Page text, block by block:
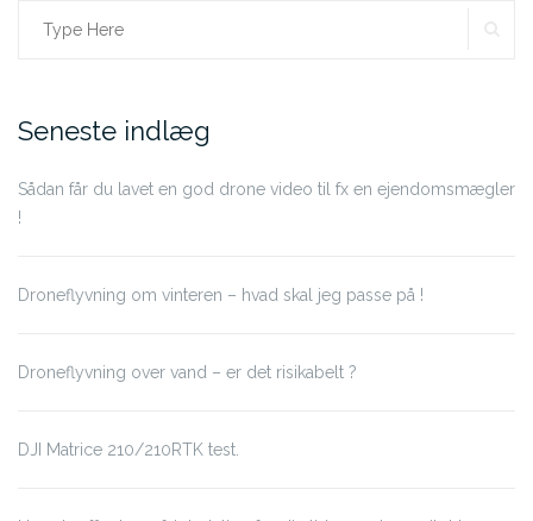
Search
Seneste indlæg
Sådan får du lavet en god drone video til fx en ejendomsmægler
!
Droneflyvning om vinteren – hvad skal jeg passe på !
Droneflyvning over vand – er det risikabelt ?
DJI Matrice 210/210RTK test.